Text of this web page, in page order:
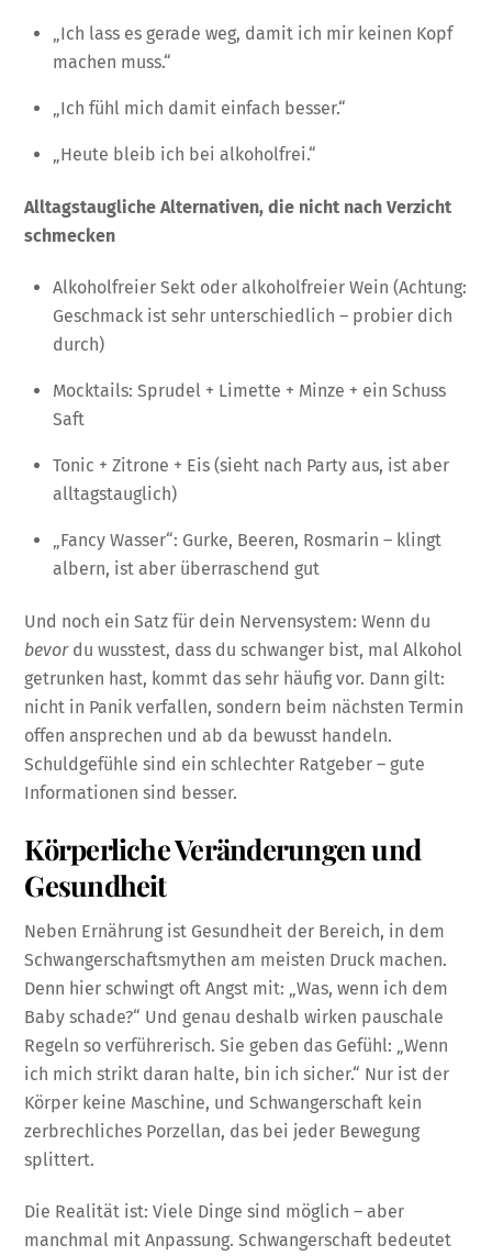
„Ich lass es gerade weg, damit ich mir keinen Kopf
machen muss.“
„Ich fühl mich damit einfach besser.“
„Heute bleib ich bei alkoholfrei.“
Alltagstaugliche Alternativen, die nicht nach Verzicht
schmecken
Alkoholfreier Sekt oder alkoholfreier Wein (Achtung:
Geschmack ist sehr unterschiedlich – probier dich
durch)
Mocktails: Sprudel + Limette + Minze + ein Schuss
Saft
Tonic + Zitrone + Eis (sieht nach Party aus, ist aber
alltagstauglich)
„Fancy Wasser“: Gurke, Beeren, Rosmarin – klingt
albern, ist aber überraschend gut
Und noch ein Satz für dein Nervensystem: Wenn du
bevordu wusstest, dass du schwanger bist, mal Alkohol
getrunken hast, kommt das sehr häufig vor. Dann gilt:
nicht in Panik verfallen, sondern beim nächsten Termin
offen ansprechen und ab da bewusst handeln.
Schuldgefühle sind ein schlechter Ratgeber – gute
Informationen sind besser.
Körperliche Veränderungen und
Gesundheit
Neben Ernährung ist Gesundheit der Bereich, in dem
Schwangerschaftsmythen am meisten Druck machen.
Denn hier schwingt oft Angst mit: „Was, wenn ich dem
Baby schade?“ Und genau deshalb wirken pauschale
Regeln so verführerisch. Sie geben das Gefühl: „Wenn
ich mich strikt daran halte, bin ich sicher.“ Nur ist der
Körper keine Maschine, und Schwangerschaft kein
zerbrechliches Porzellan, das bei jeder Bewegung
splittert.
Die Realität ist: Viele Dinge sind möglich – aber
manchmal mit Anpassung. Schwangerschaft bedeutet